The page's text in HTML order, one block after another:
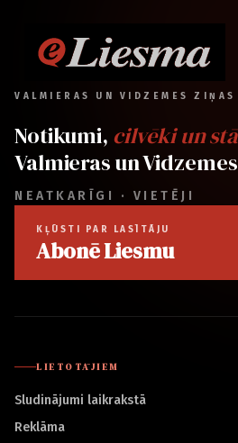
VALMIERAS UN VIDZEMES ZIŅAS
Notikumi, cilvēki un
Valmieras un
NEATKARĪGI · VIETĒJI
KĻŪSTI PAR LASĪTĀJU
Abonē Liesmu
LIETOTĀJIEM
Sludinājumi laikrakstā
Reklāma